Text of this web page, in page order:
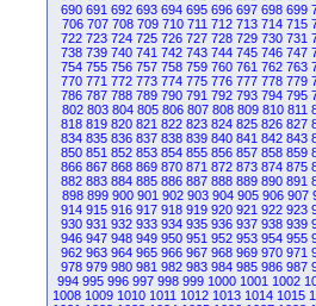
690 691 692 693 694 695 696 697 698 699
706 707 708 709 710 711 712 713 714 715
722 723 724 725 726 727 728 729 730 731
738 739 740 741 742 743 744 745 746 747
754 755 756 757 758 759 760 761 762 763
770 771 772 773 774 775 776 777 778 779
786 787 788 789 790 791 792 793 794 795
802 803 804 805 806 807 808 809 810 811
818 819 820 821 822 823 824 825 826 827
834 835 836 837 838 839 840 841 842 843
850 851 852 853 854 855 856 857 858 859
866 867 868 869 870 871 872 873 874 875
882 883 884 885 886 887 888 889 890 891
898 899 900 901 902 903 904 905 906 907
914 915 916 917 918 919 920 921 922 923
930 931 932 933 934 935 936 937 938 939
946 947 948 949 950 951 952 953 954 955
962 963 964 965 966 967 968 969 970 971
978 979 980 981 982 983 984 985 986 987
994 995 996 997 998 999 1000 1001 1002
1008 1009 1010 1011 1012 1013 1014 1015